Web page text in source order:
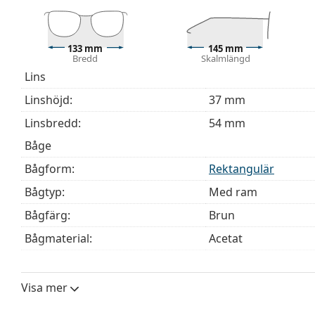
Den medföljande putsduken är idealisk för
modeller kan komma med en tygpåse i stället för en
Upptäck helaglasögon sortimentet för att hitta fler
behöver hjälp med att välja ditt par.
Detta är en medicinteknisk produkt. Läs
133 mm
Bredd
145 mm
Skalmlängd
Lins
Linshöjd:
37 mm
Linsbredd:
54 mm
Båge
Bågform:
Rektangulär
Bågtyp:
Med ram
Bågfärg:
Brun
Bågmaterial:
Acetat
Bredd:
Visa mer